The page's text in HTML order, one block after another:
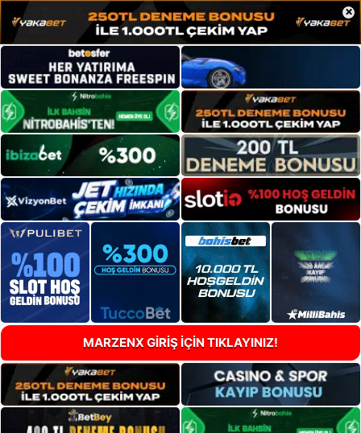
×
MARZENX GİRİŞ İÇİN TIKLAYINIZ!